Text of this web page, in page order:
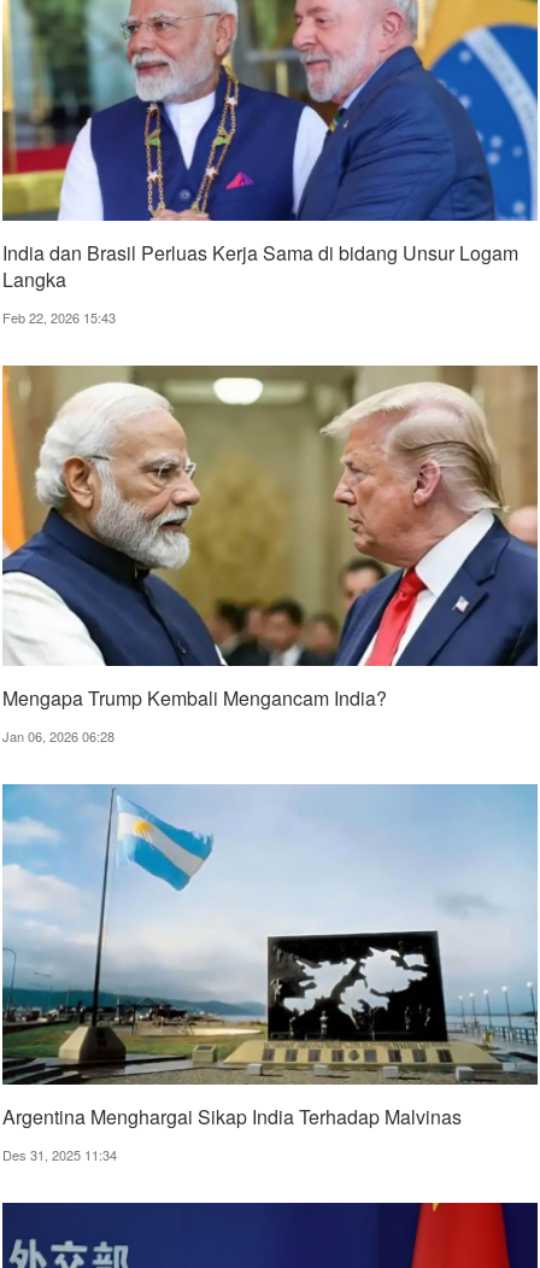
India dan Brasil Perluas Kerja Sama di bidang Unsur Logam
Langka
Feb 22, 2026 15:43
Mengapa Trump Kembali Mengancam India?
Jan 06, 2026 06:28
Argentina Menghargai Sikap India Terhadap Malvinas
Des 31, 2025 11:34